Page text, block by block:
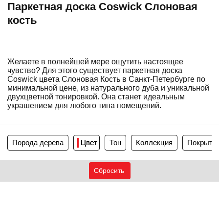
Паркетная доска Coswick Слоновая
кость
Желаете в полнейшей мере ощутить настоящее
чувство? Для этого существует паркетная доска
Coswick цвета Слоновая Кость в Санкт-Петербурге по
минимальной цене, из натурального дуба и уникальной
двухцветной тонировкой. Она станет идеальным
украшением для любого типа помещений.
Порода дерева Цвет Тон Коллекция